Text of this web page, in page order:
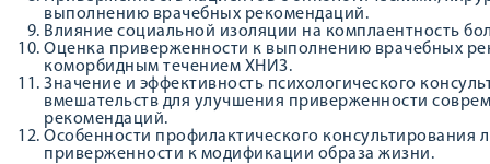
выполнению врачебных рекомендаций.
Влияние социальной изоляции на комплаентность
Оценка приверженности к выполнению врачебных
коморбидным течением ХНИЗ.
Значение и эффективность психологического
вмешательств для улучшения приверженности
рекомендаций.
Особенности профилактического консультирования
приверженности к модификации образа жизни.